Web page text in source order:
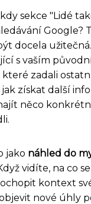
sekce "Lidé
Google?
docela
s vaším
zadali
získat další
něco
jako náhled do
vidíte, na co
kontext
nové úhly